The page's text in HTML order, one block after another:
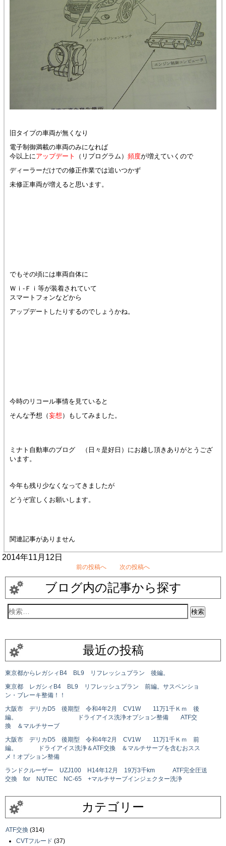
旧タイプの車両が無くなり
電子制御満載の車両のみになれば
今以上にアップデート （リプログラム） 頻度が増えていくので
ディーラーだけでの修正作業では追いつかず
未修正車両が増えると思います。
でもその頃には車両自体に
Ｗｉ-Ｆｉ等が装着されていて
スマートフォンなどから
アップデートしたりするのでしょうかね。
今時のリコール事情を見ていると
そんな予想（妄想 ）もしてみました。
ミナト自動車のブログ （日々是好日）にお越し頂きありがとうござ
います。
今年も残り少なくなってきましたが
どうぞ宜しくお願いします。
関連記事がありません
2014年11月12日
前の投稿へ 次の投稿へ
ブログ内の記事から探す
最近の投稿
東京都からレガシィB4 BL9 リフレッシュプラン 後編。
東京都 レガシィB4 BL9 リフレッシュプラン 前編。サスペンショ
ン・ブレーキ整備！！
大阪市 デリカD5 後期型 令和4年2月 CV1W 11万1千Ｋｍ 後
編。 ドライアイス洗浄オプション整備 ATF交
換 ＆マルチサーブ
大阪市 デリカD5 後期型 令和4年2月 CV1W 11万1千Ｋｍ 前
編。 ドライアイス洗浄＆ATF交換 ＆マルチサーブを含むおスス
メ！オプション整備
ランドクルーザー UZJ100 H14年12月 19万3千km ATF完全圧送
交換 for NUTEC NC-65 +マルチサーブインジェクター洗浄
カテゴリー
ATF交換 (314)
CVTフルード (37)